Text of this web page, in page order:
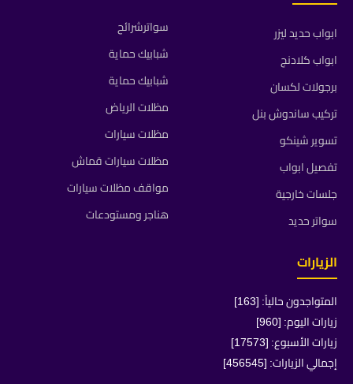
ابواب حديد ليزر
ابواب كلادنج
برجولات لكسان
تركيب ساندوش بنل
تسوير شينكو
تفصيل ابواب
جلسات خارجية
سواتر حديد
سواترشرائح
شبابيك حماية
شبابيك حماية
مظلات الرياض
مظلات سيارات
مظلات سيارات قماش
مواقف مظلات سيارات
هناجر ومستودعات
الزيارات
المتواجدون حالياً: [163]
زيارات اليوم: [960]
زيارات الأسبوع: [17573]
إجمالي الزيارات: [456545]